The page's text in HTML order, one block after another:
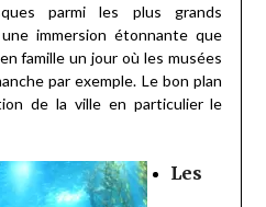
parmi les plus grands
une immersion étonnante que
famille un jour où les musées
par exemple. Le bon plan
de la ville en particulier le
Les